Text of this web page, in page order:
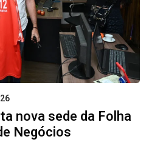
nova sede da Folha
Negócios